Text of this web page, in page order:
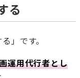
る
」です。
運用代行者とし